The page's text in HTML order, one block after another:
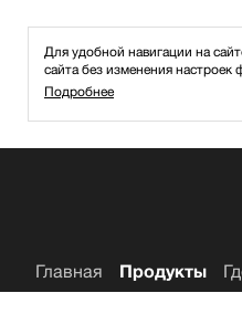
Для удобной навигации на
сайта без изменения
Подробнее
Главная Продукты